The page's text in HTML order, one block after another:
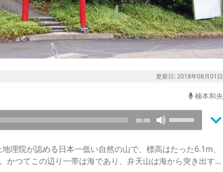
更新日: 2018年08月01日
楠本和央
00:00
keys
to
keyboard_arrow_down
理院が認める日本一低い自然の山で、標高はたった6.1m、
かつてこの辺り一帯は海であり、弁天山は海から突き出す小